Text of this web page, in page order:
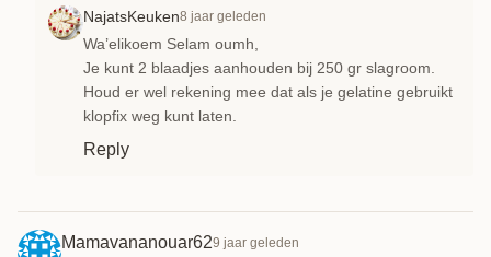
NajatsKeuken8 jaar geleden
Wa’elikoem Selam oumh,
Je kunt 2 blaadjes aanhouden bij 250 gr slagroom.
Houd er wel rekening mee dat als je gelatine gebruikt
klopfix weg kunt laten.
Reply
Mamavananouar629 jaar geleden